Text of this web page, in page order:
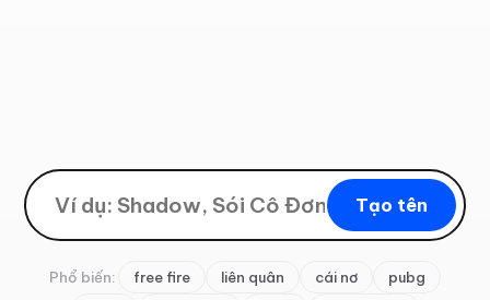
Tạo tên
Phổ biến: free fire liên quân cái nơ
pubg